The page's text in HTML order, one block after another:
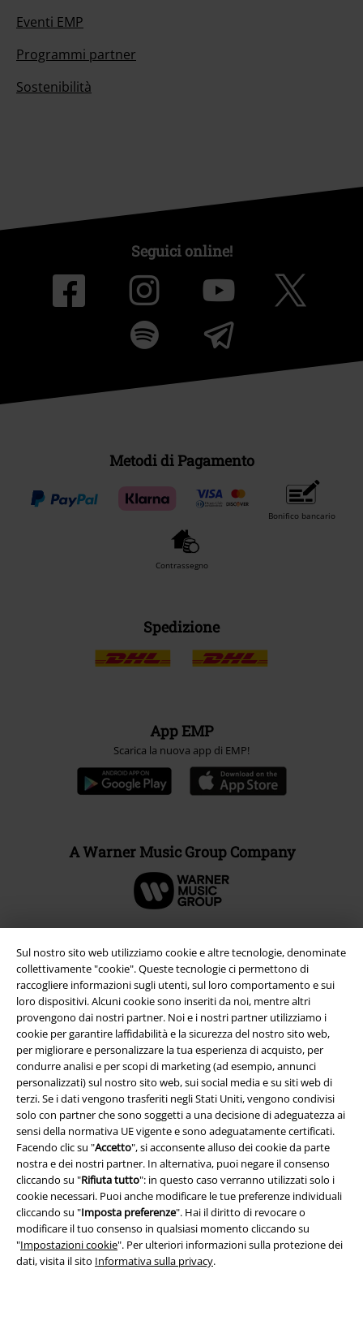
Sul nostro sito web utilizziamo cookie e altre tecnologie, denominate
collettivamente "cookie". Queste tecnologie ci permettono di
raccogliere informazioni sugli utenti, sul loro comportamento e sui
loro dispositivi. Alcuni cookie sono inseriti da noi, mentre altri
provengono dai nostri partner. Noi e i nostri partner utilizziamo i
cookie per garantire laffidabilità e la sicurezza del nostro sito web,
per migliorare e personalizzare la tua esperienza di acquisto, per
condurre analisi e per scopi di marketing (ad esempio, annunci
personalizzati) sul nostro sito web, sui social media e su siti web di
terzi. Se i dati vengono trasferiti negli Stati Uniti, vengono condivisi
solo con partner che sono soggetti a una decisione di adeguatezza ai
sensi della normativa UE vigente e sono adeguatamente certificati.
Facendo clic su "Accetto", si acconsente alluso dei cookie da parte
nostra e dei nostri partner. In alternativa, puoi negare il consenso
cliccando su "Rifiuta tutto": in questo caso verranno utilizzati solo i
cookie necessari. Puoi anche modificare le tue preferenze individuali
cliccando su "Imposta preferenze". Hai il diritto di revocare o
modificare il tuo consenso in qualsiasi momento cliccando su
"Impostazioni cookie". Per ulteriori informazioni sulla protezione dei
dati, visita il sito Informativa sulla privacy.
Eventi EMP
Programmi partner
Sostenibilità
Seguici online!
Metodi di Pagamento
Bonifico bancario
Contrassegno
Spedizione
App EMP
Scarica la nuova app di EMP!
A Warner Music Group Company
Info legali
Termini & Condizioni
Redazione
Legge sulla Privacy
Smaltimento rifiuti e protezione dell’ambiente
Dichiarazione di Conformità